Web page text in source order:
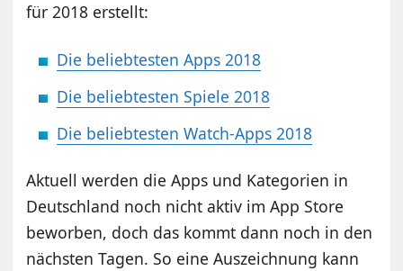
für 2018 erstellt:
Die beliebtesten Apps 2018
Die beliebtesten Spiele 2018
Die beliebtesten Watch-Apps 2018
Aktuell werden die Apps und Kategorien in
Deutschland noch nicht aktiv im App Store
beworben, doch das kommt dann noch in den
nächsten Tagen. So eine Auszeichnung kann